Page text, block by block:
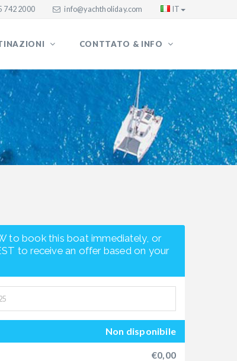
742 2000 info@yachtholiday.com IT
CONTTATO & INFO
to book this boat immediately, or
to receive an offer based on your
Non disponibile
€0,00